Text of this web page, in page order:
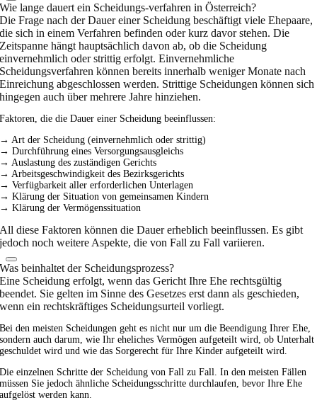
Wie lange dauert ein Scheidungs-verfahren in Österreich?
Die Frage nach der Dauer einer Scheidung beschäftigt viele Ehepaare,
die sich in einem Verfahren befinden oder kurz davor stehen. Die
Zeitspanne hängt hauptsächlich davon ab, ob die Scheidung
einvernehmlich oder strittig erfolgt. Einvernehmliche
Scheidungsverfahren können bereits innerhalb weniger Monate nach
Einreichung abgeschlossen werden. Strittige Scheidungen können sich
hingegen auch über mehrere Jahre hinziehen.
Faktoren, die die Dauer einer Scheidung beeinflussen:
→ Art der Scheidung (einvernehmlich oder strittig)
→ Durchführung eines Versorgungsausgleichs
→ Auslastung des zuständigen Gerichts
→ Arbeitsgeschwindigkeit des Bezirksgerichts
→ Verfügbarkeit aller erforderlichen Unterlagen
→ Klärung der Situation von gemeinsamen Kindern
→ Klärung der Vermögenssituation
All diese Faktoren können die Dauer erheblich beeinflussen. Es gibt
jedoch noch weitere Aspekte, die von Fall zu Fall variieren.
Was beinhaltet der Scheidungsprozess?
Eine Scheidung erfolgt, wenn das Gericht Ihre Ehe rechtsgültig
beendet. Sie gelten im Sinne des Gesetzes erst dann als geschieden,
wenn ein rechtskräftiges Scheidungsurteil vorliegt.
Bei den meisten Scheidungen geht es nicht nur um die Beendigung Ihrer Ehe,
sondern auch darum, wie Ihr eheliches Vermögen aufgeteilt wird, ob Unterhalt
geschuldet wird und wie das Sorgerecht für Ihre Kinder aufgeteilt wird.
Die einzelnen Schritte der Scheidung von Fall zu Fall. In den meisten Fällen
müssen Sie jedoch ähnliche Scheidungsschritte durchlaufen, bevor Ihre Ehe
aufgelöst werden kann.